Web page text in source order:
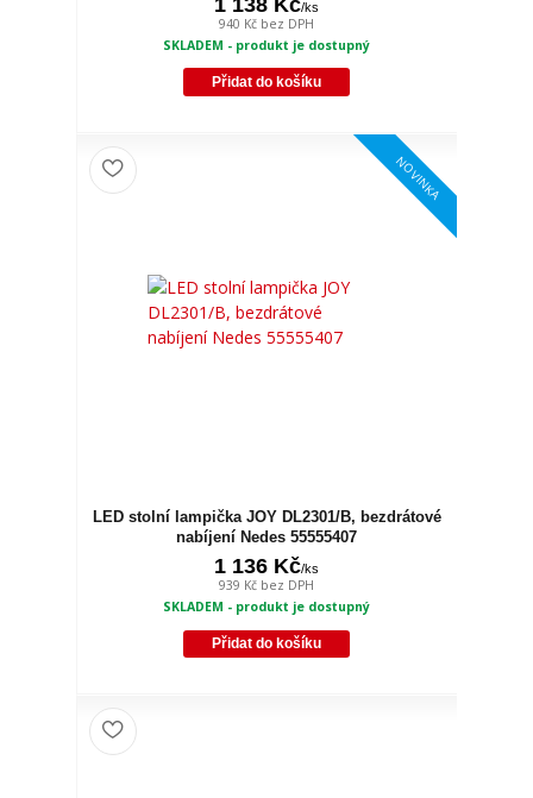
/ks
940 Kč bez DPH
SKLADEM - produkt je dostupný
Přidat do košíku
NOVINKA
LED stolní lampička JOY DL2301/B, bezdrátové
nabíjení Nedes 55555407
1 136 Kč/ks
939 Kč bez DPH
SKLADEM - produkt je dostupný
Přidat do košíku